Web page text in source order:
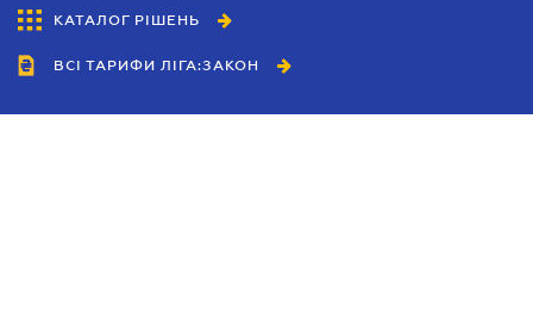
КАТАЛОГ РІШЕНЬ
ВСІ ТАРИФИ ЛІГА:ЗАКОН